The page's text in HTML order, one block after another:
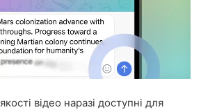
відео наразі доступні для